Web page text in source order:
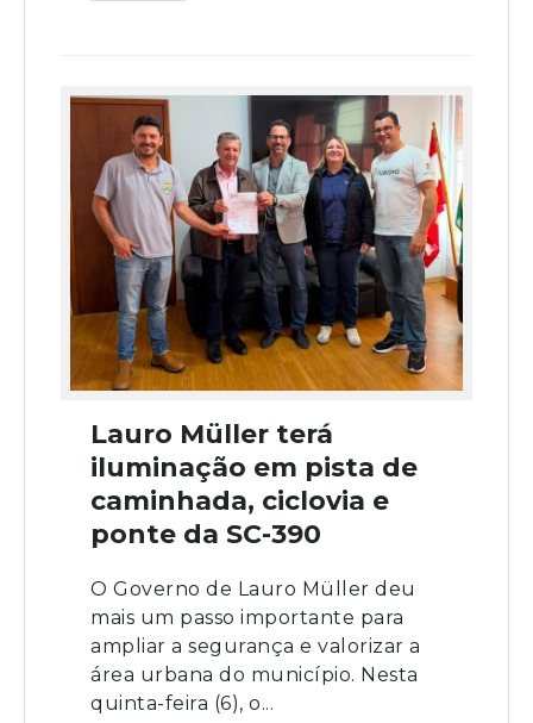
Lauro Müller terá
iluminação em pista de
caminhada, ciclovia e
ponte da SC-390
O Governo de Lauro Müller deu
mais um passo importante para
ampliar a segurança e valorizar a
área urbana do município. Nesta
quinta-feira (6), o...